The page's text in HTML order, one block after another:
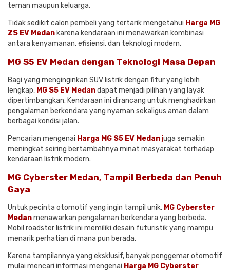
teman maupun keluarga.
Tidak sedikit calon pembeli yang tertarik mengetahui Harga MG
ZS EV Medan karena kendaraan ini menawarkan kombinasi
antara kenyamanan, efisiensi, dan teknologi modern.
MG S5 EV Medan dengan Teknologi Masa Depan
Bagi yang menginginkan SUV listrik dengan fitur yang lebih
lengkap, MG S5 EV Medandapat menjadi pilihan yang layak
dipertimbangkan. Kendaraan ini dirancang untuk menghadirkan
pengalaman berkendara yang nyaman sekaligus aman dalam
berbagai kondisi jalan.
Pencarian mengenai Harga MG S5 EV Medanjuga semakin
meningkat seiring bertambahnya minat masyarakat terhadap
kendaraan listrik modern.
MG Cyberster Medan, Tampil Berbeda dan Penuh
Gaya
Untuk pecinta otomotif yang ingin tampil unik, MG Cyberster
Medanmenawarkan pengalaman berkendara yang berbeda.
Mobil roadster listrik ini memiliki desain futuristik yang mampu
menarik perhatian di mana pun berada.
Karena tampilannya yang eksklusif, banyak penggemar otomotif
mulai mencari informasi mengenai Harga MG Cyberster